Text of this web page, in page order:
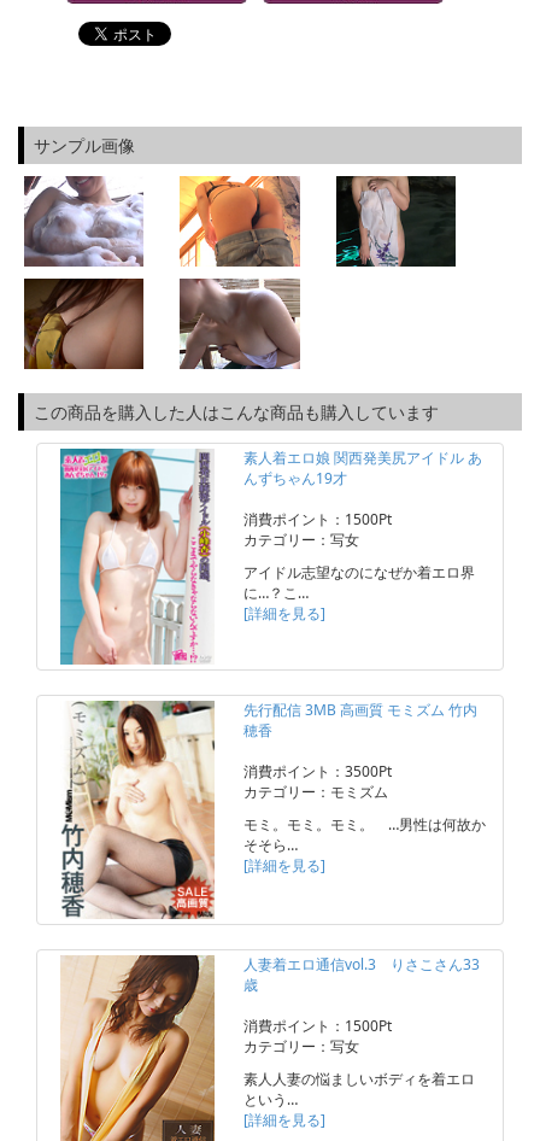
サンプル画像
この商品を購入した人はこんな商品も購入しています
素人着エロ娘 関西発美尻アイドル あ
んずちゃん19才
消費ポイント：1500Pt
カテゴリー：写女
アイドル志望なのになぜか着エロ界
に…？こ…
[詳細を見る]
先行配信 3MB 高画質 モミズム 竹内
穂香
消費ポイント：3500Pt
カテゴリー：モミズム
モミ。モミ。モミ。 …男性は何故か
そそら…
[詳細を見る]
人妻着エロ通信vol.3 りさこさん33
歳
消費ポイント：1500Pt
カテゴリー：写女
素人人妻の悩ましいボディを着エロ
という…
[詳細を見る]